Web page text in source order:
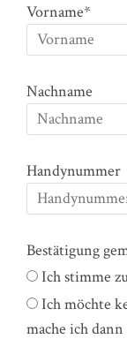
Vorname*
Nachname
Handynummer
Bestätigung
Ich stimme
Ich möchte
mache ich